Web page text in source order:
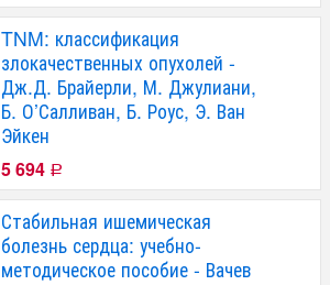
TNM: классификация
злокачественных опухолей -
Дж.Д. Брайерли, М. Джулиани,
Б. О’Салливан, Б. Роус, Э. Ван
Эйкен
5 694 Р
Стабильная ишемическая
болезнь сердца: учебно-
методическое пособие - Вачев